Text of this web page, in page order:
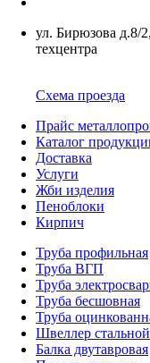
ул. Бирюзова д.8/
техцентра
Схема проезда
Прайс
Каталог
Доставка
Услуги
Жби изделия
Пеноблоки
Кирпич
Труба профильная
Труба ВГП
Труба
Труба бесшовная
Труба
Швеллер стальной
Балка двутавровая